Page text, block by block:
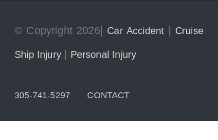
© Copyright 2026| Car Accident | Cruise
Ship Injury | Personal Injury
305-741-5297 CONTACT